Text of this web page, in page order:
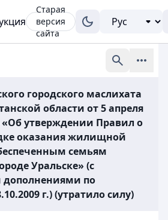
Старая
версия
сайта
городского маслихата
области от 5 апреля
«Об утверждении Правил о
оказания жилищной
семьям
Уральске» (с
по
г.) (утратило силу)